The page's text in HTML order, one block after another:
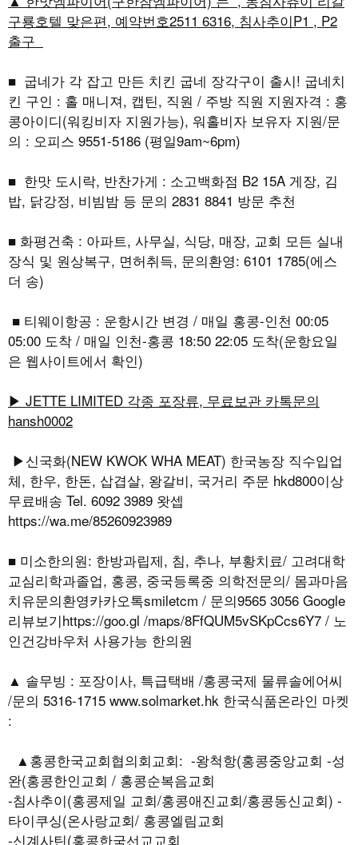
구룡호텔 맞은편, 예약번호2511 6316, 침사추이P1 , P2
출구
■ 굽네가 각 잡고 만든 치킨 굽네 장각구이 출시! 굽네치
킨 구인 : 홀 매니져, 캡틴, 직원 / 주방 직원 지원자격 : 홍
콩아이디(워킹비자 지원가능), 워홀비자 보유자 지원/문
의 : 오피스 9551-5186 (평일9am~6pm)
■ 한맛 도시락, 반찬가게 : 소고백화점 B2 15A 게장, 김
밥, 닭강정, 비빔밤 등 문의 2831 8841 방문 추천
■ 화평건축 : 아파트, 사무실, 식당, 매장, 교회 모든 실내
장식 및 원상복구, 면허취득, 문의환영: 6101 1785(에스
더 송)
■ 티웨이항공 : 운항시간 변경 / 매일 홍콩-인천 00:05
05:00 도착 / 매일 인천-홍콩 18:50 22:05 도착(운항요일
은 웹사이트에서 확인)
▶ JETTE LIMITED 각종 포장류, 무료보관 카톡문의
hansh0002
▶신국화(NEW KWOK WHA MEAT) 한국농장 직수입업
체, 한우, 한돈, 삽겹살, 왕갈비, 국거리 주문 hkd800이상
무료배송 Tel. 6092 3989 왓셉
https://wa.me/85260923989
■ 미소한의원: 한방과립제, 침, 추나, 부황치료/ 고려대학
교심리학과졸업, 홍콩, 중국등록중 의학전문의/ 몸과마음
치유문의환영카카오톡smiletcm / 문의9565 3056 Google
리뷰보기https://goo.gl /maps/8FfQUM5vSKpCcs6Y7 / 노
인건강바우처 사용가능 한의원
▲ 솔무빙 : 포장이사, 특급택배 /홍콩국제 물류솔에어씨
/문의 5316-1715 www.solmarket.hk 한국식품온라인 마켓
:
▲홍콩한국교회협의회교회: -왕척항(홍콩중앙교회 -성
완(홍콩한인교회 / 홍콩순복음교회
-침사추이(홍콩제일 교회/홍콩애진교회/홍콩동신교회) -
타이쿠싱(온사랑교회/ 홍콩엘림교회
-신계사틴(홍콩한국선교교회